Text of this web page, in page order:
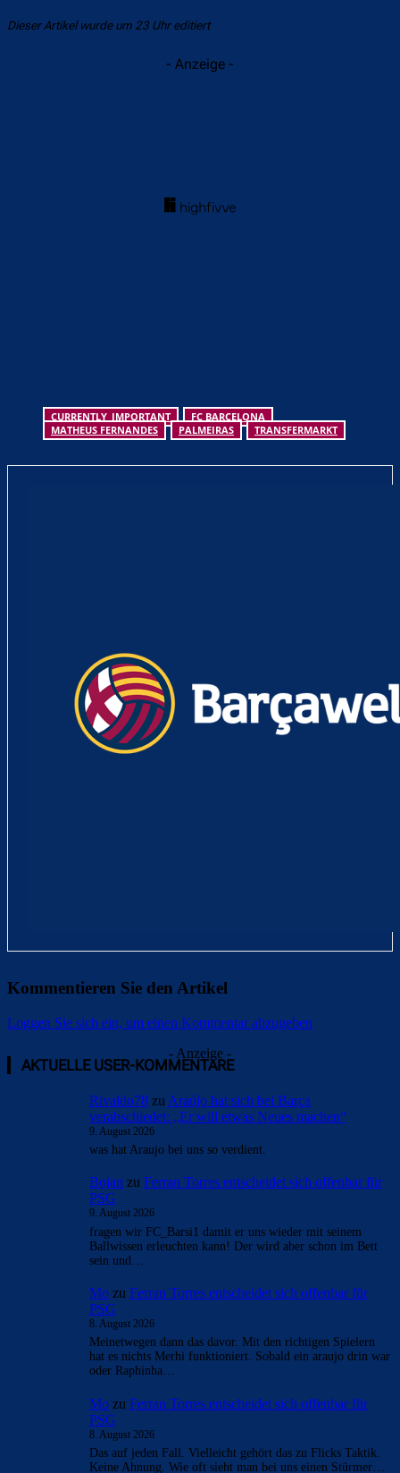
Dieser Artikel wurde um 23 Uhr editiert
- Anzeige -
CURRENTLY_IMPORTANT
FC BARCELONA
MATHEUS FERNANDES
PALMEIRAS TRANSFERMARKT
Kommentieren Sie den Artikel
Loggen Sie sich ein, um einen Kommentar abzugeben
- Anzeige -
AKTUELLE USER-KOMMENTARE
Rivaldo78 zu Araújo hat sich bei Barça
verabschiedet: „Er will etwas Neues machen“
9. August 2026
was hat Araujo bei uns so verdient.
Bojan zu Ferran Torres entscheidet sich offenbar für
PSG
9. August 2026
fragen wir FC_Barsi1 damit er uns wieder mit seinem
Ballwissen erleuchten kann! Der wird aber schon im Bett
sein und…
Mo zu Ferran Torres entscheidet sich offenbar für
PSG
8. August 2026
Meinetwegen dann das davor. Mit den richtigen Spielern
hat es nichts Merhi funktioniert. Sobald ein araujo drin war
oder Raphinha…
Mo zu Ferran Torres entscheidet sich offenbar für
PSG
8. August 2026
Das auf jeden Fall. Vielleicht gehört das zu Flicks Taktik.
Keine Ahnung. Wie oft sieht man bei uns einen Stürmer…